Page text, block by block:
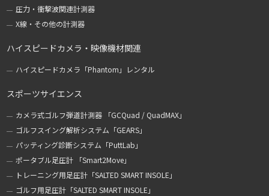
圧力・衝撃波関連計測器
X線・その他の計測器
ハイスピードカメラ・映像機材関連
ハイスピードカメラ「Phantom」レンタル
スポーツサイエンス
カメラ式ゴルフ弾道計測器 「GCQuad / QuadMAX」
ゴルフスイング解析システム「GEARS」
パッティング診断システム「PuttLab」
ポータブル足圧計 「Smart2Move」
トレーニング用足圧計「SALTED SMART INSOLE」
ゴルフ用足圧計「SALTED SMART INSOLE」